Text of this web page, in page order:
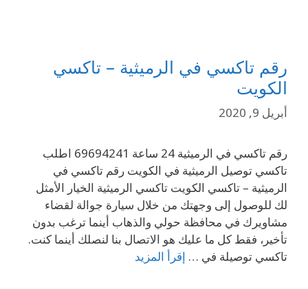
رقم تاكسي في الرميثية – تاكسي
الكويت
أبريل 9, 2020
رقم تاكسي في الرميثية 24 ساعة 69694241 اطلب
تاكسي توصيل الرميثية في الكويت رقم تاكسي في
الرميثية – تاكسي الكويت تاكسي الرميثية الخيار الأمثل
لك للوصول إلى وجهتك من خلال سيارة جوالة لقضاء
مشاويرك في محافظة حولي والذهاب أينما ترغب بدون
تأخير، فقط كل ما عليك هو الاتصال بنا لنصلك أينما كنت.
تاكسي توصيلة في … إقرأ المزيد